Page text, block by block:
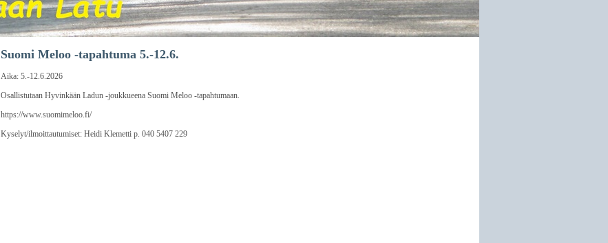
Suomi Meloo -tapahtuma 5.-12.6.
Aika: 5.-12.6.2026
Osallistutaan Hyvinkään Ladun -joukkueena Suomi Meloo -tapahtumaan.
https://www.suomimeloo.fi/
Kyselyt/ilmoittautumiset: Heidi Klemetti p. 040 5407 229